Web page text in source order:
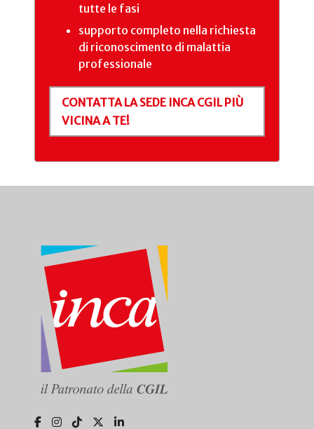
tutte le fasi
supporto completo nella richiesta
di riconoscimento di malattia
professionale
CONTATTA LA SEDE INCA CGIL PIÙ
VICINA A TE!